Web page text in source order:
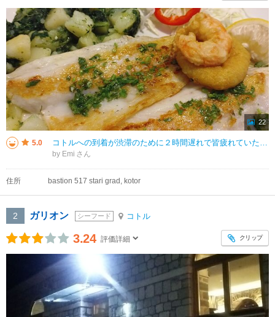
22
5.0 コトルへの到着が渋滞のために２時間遅れで皆疲れていたので、 ホテルの近くのBastion 3で食事をしました。 北門を出てすぐにあるレストランです。 北門の内側、旧市街にはBastion 1があり、同じ系列のレストラ
by Emi
住所 bastion 517 stari grad, kotor
2 ガリオン シーフード コトル
3.24 評価詳細 クリップ